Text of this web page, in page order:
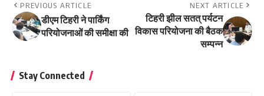
PREVIOUS ARTICLE
डीएम टिहरी ने पार्किंग
परियोजनाओं की समीक्षा की
NEXT ARTICLE
टिहरी झील सतत् पर्यटन
विकास परियोजना की बैठक
सम्पन्न
Stay Connected